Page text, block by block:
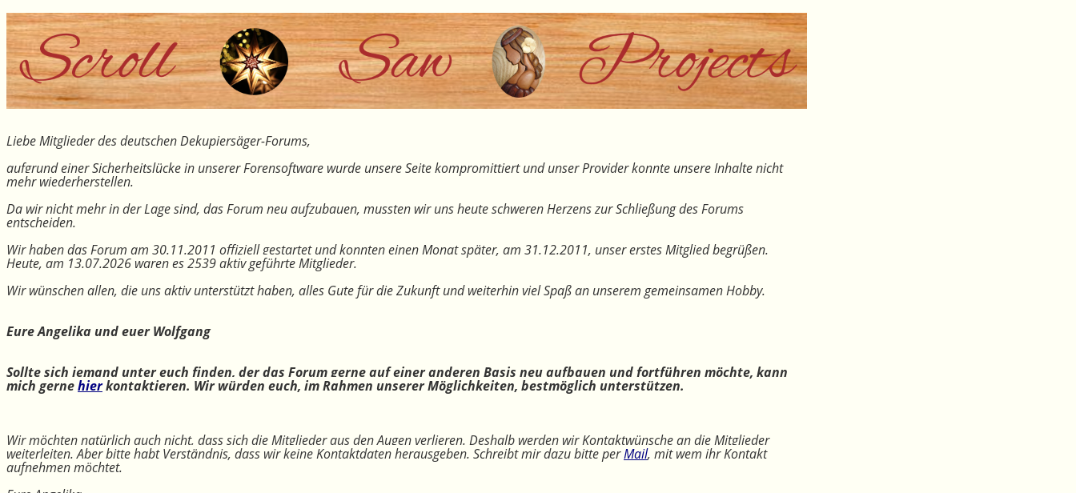
Liebe Mitglieder des deutschen Dekupiersäger-Forums,
aufgrund einer Sicherheitslücke in unserer Forensoftware wurde unsere Seite kompromittiert und unser Provider konnte unsere Inhalte nicht
mehr wiederherstellen.
Da wir nicht mehr in der Lage sind, das Forum neu aufzubauen, mussten wir uns heute schweren Herzens zur Schließung des Forums
entscheiden.
Wir haben das Forum am 30.11.2011 offiziell gestartet und konnten einen Monat später, am 31.12.2011, unser erstes Mitglied begrüßen.
Heute, am 13.07.2026 waren es 2539 aktiv geführte Mitglieder.
Wir wünschen allen, die uns aktiv unterstützt haben, alles Gute für die Zukunft und weiterhin viel Spaß an unserem gemeinsamen Hobby.
Eure Angelika und euer Wolfgang
Sollte sich jemand unter euch finden, der das Forum gerne auf einer anderen Basis neu aufbauen und fortführen möchte, kann
mich gernehierkontaktieren. Wir würden euch, im Rahmen unserer Möglichkeiten, bestmöglich unterstützen.
Wir möchten natürlich auch nicht, dass sich die Mitglieder aus den Augen verlieren. Deshalb werden wir Kontaktwünsche an die Mitglieder
weiterleiten. Aber bitte habt Verständnis, dass wir keine Kontaktdaten herausgeben. Schreibt mir dazu bitte perMail, mit wem ihr Kontakt
aufnehmen möchtet.